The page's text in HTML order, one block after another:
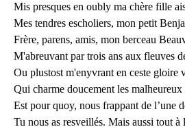
Mis presques en oubly ma chère fille
Mes tendres escholiers, mon petit
Frère, parens, amis, mon berceau
M'abreuvant par trois ans aux fleuves
Ou plustost m'enyvrant en ceste gloire
Qui charme doucement les malheureux
Est pour quoy, nous frappant de l’une
Tu nous as resveillés. Mais aussi tout à